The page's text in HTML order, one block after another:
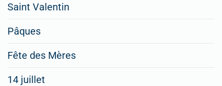
Saint Valentin
Pâques
Fête des Mères
14 juillet